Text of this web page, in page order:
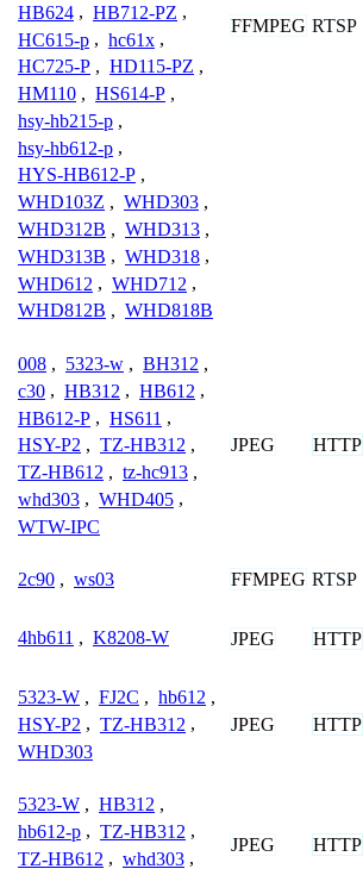
HB624 , HB712-PZ ,
HC615-p , hc61x ,
HC725-P , HD115-PZ ,
HM110 , HS614-P ,
hsy-hb215-p ,
hsy-hb612-p ,
HYS-HB612-P ,
WHD103Z , WHD303 ,
WHD312B , WHD313 ,
WHD313B , WHD318 ,
WHD612 , WHD712 ,
WHD812B , WHD818B
FFMPEG RTSP
008 , 5323-w , BH312 ,
c30 , HB312 , HB612 ,
HB612-P , HS611 ,
HSY-P2 , TZ-HB312 ,
TZ-HB612 , tz-hc913 ,
whd303 , WHD405 ,
WTW-IPC
JPEG HTTP
2c90 , ws03 FFMPEG RTSP
4hb611 , K8208-W JPEG HTTP
5323-W , FJ2C , hb612 ,
HSY-P2 , TZ-HB312 ,
WHD303
JPEG HTTP
5323-W , HB312 ,
hb612-p , TZ-HB312 ,
TZ-HB612 , whd303 ,
JPEG HTTP